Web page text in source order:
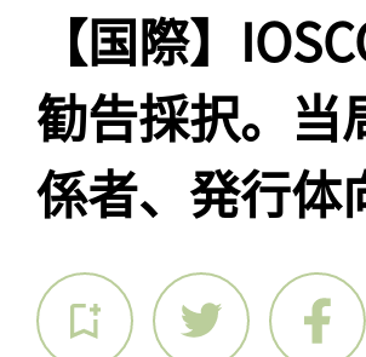
【国際】
勧告採択。当
係者、発行体